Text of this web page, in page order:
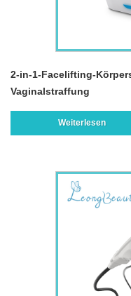
2-in-1-Facelifting-
Vaginalstraffung
Weiterlesen